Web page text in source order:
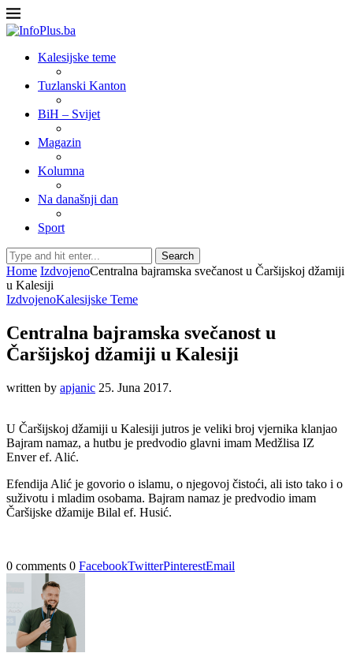
Kalesijske teme
Tuzlanski Kanton
BiH – Svijet
Magazin
Kolumna
Na današnji dan
Sport
Search
Home IzdvojenoCentralna bajramska svečanost u Čaršijskoj džamiji
u Kalesiji
IzdvojenoKalesijske Teme
Centralna bajramska svečanost u
Čaršijskoj džamiji u Kalesiji
written by apjanic 25. Juna 2017.
U Čaršijskoj džamiji u Kalesiji jutros je veliki broj vjernika klanjao
Bajram namaz, a hutbu je predvodio glavni imam Medžlisa IZ
Enver ef. Alić.
Efendija Alić je govorio o islamu, o njegovoj čistoći, ali isto tako i o
suživotu i mladim osobama. Bajram namaz je predvodio imam
Čaršijske džamije Bilal ef. Husić.
0 comments 0 FacebookTwitterPinterestEmail